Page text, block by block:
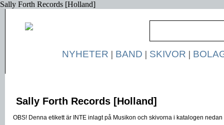
Sally Forth Records [Holland]
NYHETER | BAND | SKIVOR |
Sally Forth Records [Holland]
OBS! Denna etikett är INTE inlagt på Musikon och skivorna i katalogen